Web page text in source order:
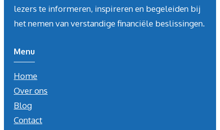
lezers te informeren, inspireren en begeleiden bij
het nemen van verstandige financiële beslissingen.
Menu
Home
Over ons
Blog
Contact